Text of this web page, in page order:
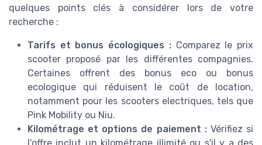
quelques points clés à considérer lors de votre
recherche :
Tarifs et bonus écologiques :Comparez le prix
scooter proposé par les différentes compagnies.
Certaines offrent des bonus eco ou bonus
ecologique qui réduisent le coût de location,
notamment pour les scooters electriques, tels que
Pink Mobility ou Niu.
Kilométrage et options de paiement :Vérifiez si
l'offre inclut un kilométrage illimité ou s'il y a des